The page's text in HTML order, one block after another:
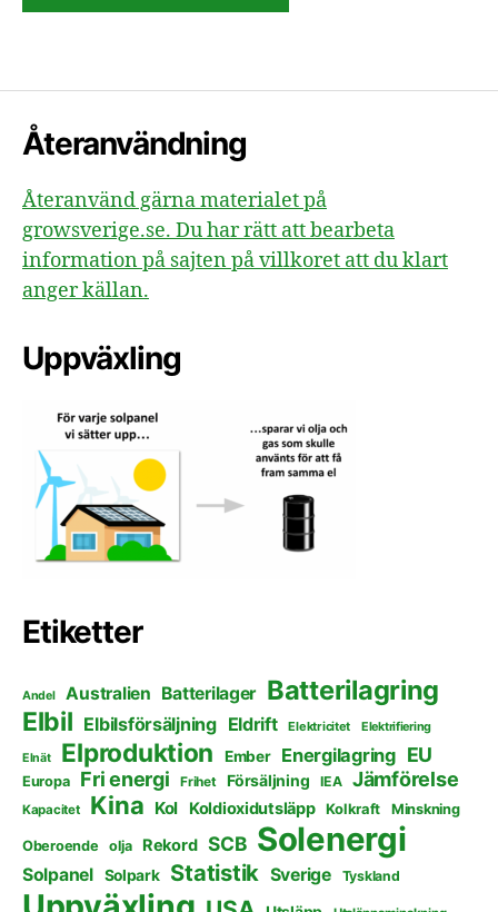
Återanvändning
Återanvänd gärna materialet på
growsverige.se. Du har rätt att bearbeta
information på sajten på villkoret att du klart
anger källan.
Uppväxling
Etiketter
Andel Australien Batterilager Batterilagring
Elbil Elbilsförsäljning Eldrift Elektricitet Elektrifiering
Elnät Elproduktion Ember Energilagring EU
Europa Fri energi Frihet Försäljning IEA Jämförelse
Kapacitet Kina Kol Koldioxidutsläpp Kolkraft Minskning
Oberoende olja Rekord SCB Solenergi
Solpanel Solpark Statistik Sverige Tyskland